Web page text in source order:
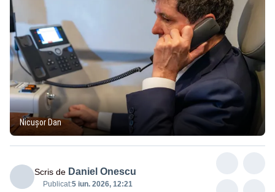
Nicușor Dan
Scris de Daniel Onescu
Publicat:5 iun. 2026, 12:21